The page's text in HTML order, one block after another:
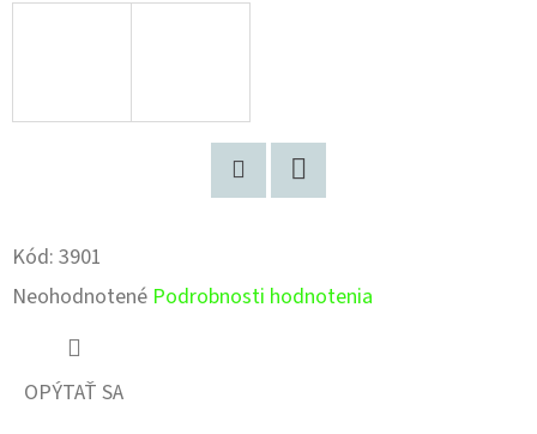
Kód: 3901
Priemerné
hodnotenie
produktu
Neohodnotené Podrobnosti hodnotenia
OPÝTAŤ SA